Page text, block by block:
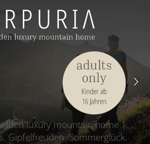
luxury mountain home |
Gipfelfreuden. Sommerglück.